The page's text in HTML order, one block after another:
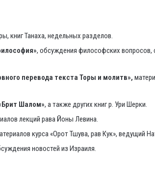
книг Танаха, недельных разделов.
, обсуждения философских вопросов,
перевода текста Торы и молитв»,
Шалом», а также других книг р. Ури Шерки.
лекций рава Йоны Левина.
курса «Орот Тшува, рав Кук», ведущий
новостей из Израиля.